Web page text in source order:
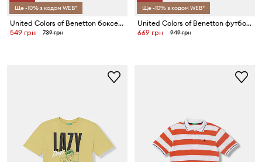
Ще -10% з кодом WEB*
United Colors of Benetton боксери дитячі бавовняні з еластаном 2 шт.
549 грн
739 грн
Ще -10% з кодом WEB*
United Colors of Benetton футболка дитяча бавовняна
669 грн
949 грн